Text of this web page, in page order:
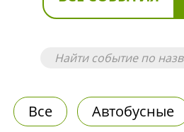
Все Автобусные